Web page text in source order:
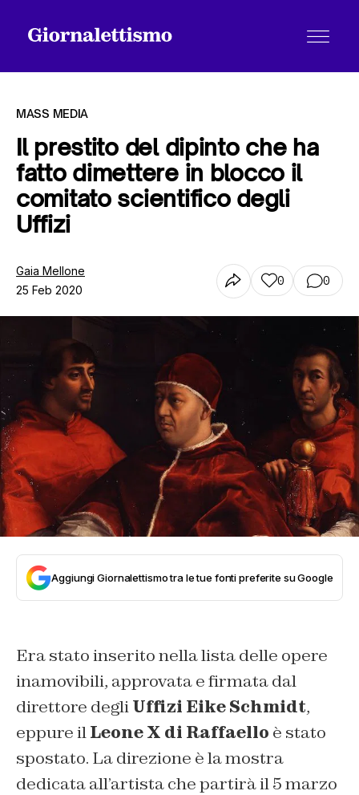
Tutti gli articoli
MASS MEDIA
Il prestito del dipinto che ha
fatto dimettere in blocco il
comitato scientifico degli
Uffizi
Gaia Mellone
25 Feb 2020
0 0
Aggiungi Giornalettismo tra le tue fonti preferite su Google
Era stato inserito nella lista delle opere
inamovibili, approvata e firmata dal
direttore degliUffizi Eike Schmidt,
eppure ilLeone X di Raffaello è stato
spostato. La direzione è la mostra
dedicata all’artista che partirà il 5 marzo